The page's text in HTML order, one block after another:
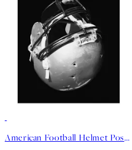
American Football Helmet Poster